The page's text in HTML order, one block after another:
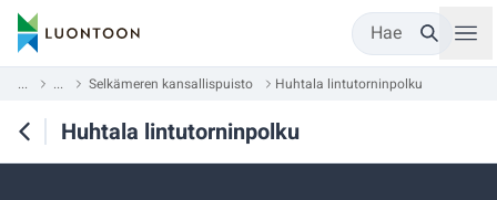
Hae
... ... Selkämeren kansallispuisto Huhtala lintutorninpolku
Huhtala lintutorninpolku